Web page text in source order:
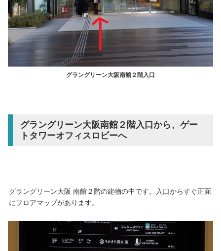
グラングリーン大阪南館２階入口
グラングリーン大阪南館２階入口から、ゲー
トタワーオフィスロビーへ
グラングリーン大阪 南館２階の建物の中です。入口からすぐ正面
にフロアマップがあります。